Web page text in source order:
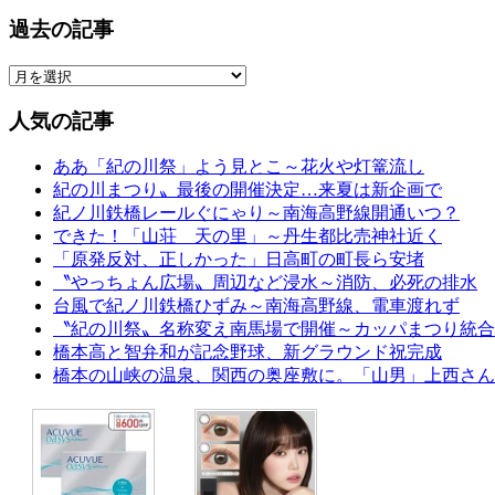
過去の記事
人気の記事
ああ「紀の川祭」よう見とこ～花火や灯篭流し
紀の川まつり〟最後の開催決定…来夏は新企画で
紀ノ川鉄橋レールぐにゃり～南海高野線開通いつ？
できた！「山荘 天の里」～丹生都比売神社近く
「原発反対、正しかった」日高町の町長ら安堵
〝やっちょん広場〟周辺など浸水～消防、必死の排水
台風で紀ノ川鉄橋ひずみ～南海高野線、電車渡れず
〝紀の川祭〟名称変え南馬場で開催～カッパまつり統合
橋本高と智弁和が記念野球、新グラウンド祝完成
橋本の山峡の温泉、関西の奥座敷に。「山男」上西さ